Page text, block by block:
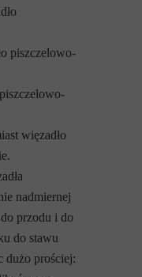
piszczelowo-
więzadło
nadmiernej
przodu i do
do stawu
dużo prościej: